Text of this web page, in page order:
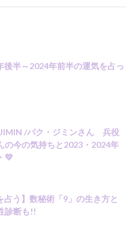
後半～2024年前半の運気を占っ
/パク・ジミンさん 兵役
の今の気持ちと2023・2024年
💛
占う】数秘術「9」の生き方と
診断も!!